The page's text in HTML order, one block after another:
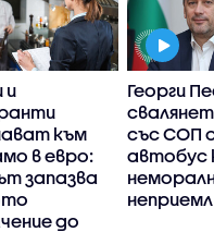
и
към
в евро:
запазва
до
Георги
със СОП
автобус